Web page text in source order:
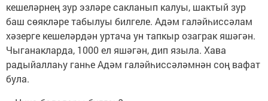
кешеләрнең зур эзләре сакланып калуы, шактый зур
баш сөякләре табылуы билгеле. Адәм галәйһиссәлам
хәзерге кешеләрдән уртача ун тапкыр озаграк яшәгән.
Чыганакларда, 1000 ел яшәгән, дип языла. Хава
радыйаллаһу ганһе Адәм галәйһиссәләмнән соң вафат
була.